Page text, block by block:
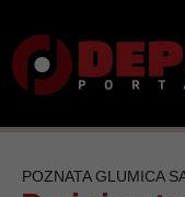
POZNATA GLUMICA